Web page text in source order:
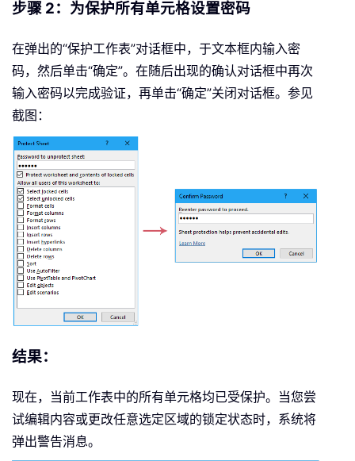
步骤 2：为保护所有单元格设置密码
在弹出的“保护工作表”对话框中，于文本框内输入密
码，然后单击“确定”。在随后出现的确认对话框中再次
输入密码以完成验证，再单击“确定”关闭对话框。参见
截图：
结果：
现在，当前工作表中的所有单元格均已受保护。当您尝
试编辑内容或更改任意选定区域的锁定状态时，系统将
弹出警告消息。